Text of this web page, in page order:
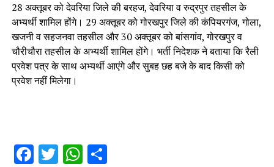
28 अक्तूबर को देवरिया जिले की बरहज, देवरिया व रुद्रपुर तहसील के
अभ्यर्थी शामिल होंगे। 29 अक्तूबर को गोरखपुर जिले की कंपियरगंज, गोला,
खजनी व सहजनवा तहसील और 30 अक्तूबर को बांसगांव, गोरखपुर व
चौरीचौरा तहसील के अभ्यर्थी शामिल होंगे। भर्ती निदेशक ने बताया कि रैली
प्रवेश पत्र के साथ अभ्यर्थी आएंगे और सुबह छह बजे के बाद किसी को
प्रवेश नहीं मिलेगा।
Facebook
TwitterWhatsApp
Share